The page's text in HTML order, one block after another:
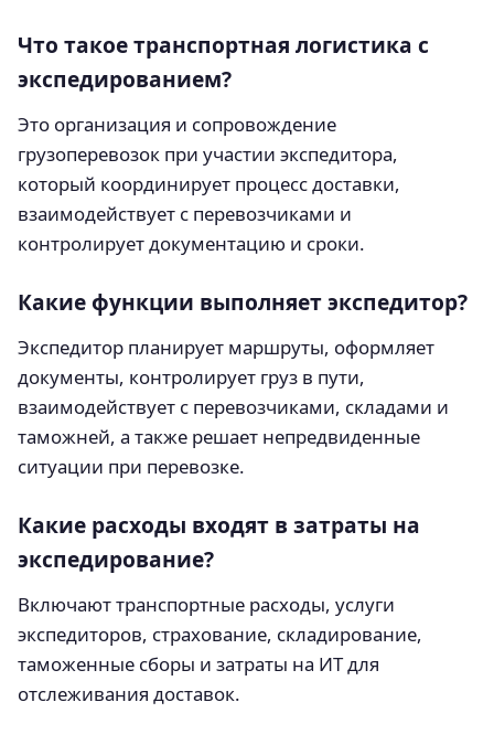
Что такое транспортная логистика с
экспедированием?
Это организация и сопровождение
грузоперевозок при участии экспедитора,
который координирует процесс доставки,
взаимодействует с перевозчиками и
контролирует документацию и сроки.
Какие функции выполняет экспедитор?
Экспедитор планирует маршруты, оформляет
документы, контролирует груз в пути,
взаимодействует с перевозчиками, складами и
таможней, а также решает непредвиденные
ситуации при перевозке.
Какие расходы входят в затраты на
экспедирование?
Включают транспортные расходы, услуги
экспедиторов, страхование, складирование,
таможенные сборы и затраты на ИТ для
отслеживания доставок.